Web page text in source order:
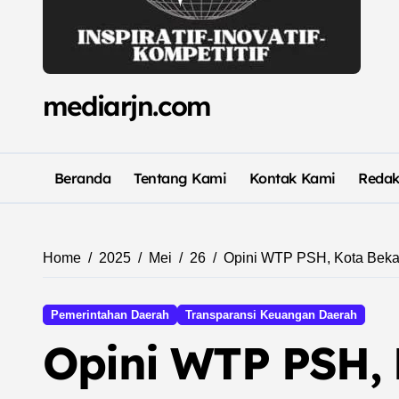
mediarjn.com
Beranda Tentang Kami Kontak Kami
Home 2025 Mei 26 Opini WTP PSH, Kota
Pemerintahan Daerah Transparansi Keuangan Daerah
Opini WTP